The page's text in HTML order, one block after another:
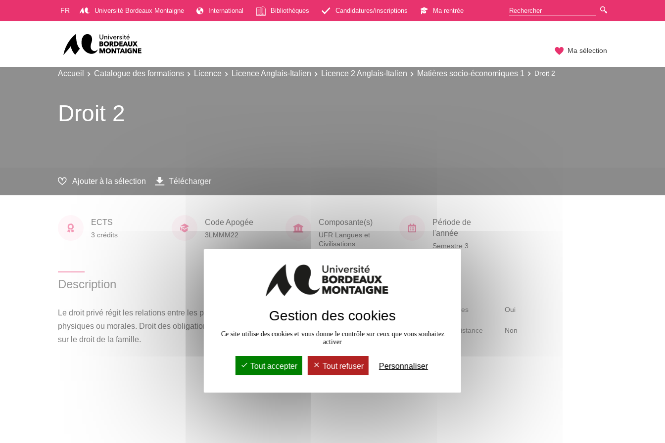
FR Université Bordeaux Montaigne International Bibliothèques Candidatures/inscriptions Ma rentrée
Ma sélection
Accueil Catalogue des formations Licence Licence Anglais-Italien Licence 2 Anglais-Italien Matières socio-économiques 1 Droit 2
Droit 2
Ajouter à la sélection Télécharger
ECTS
3 crédits
Code Apogée
3LMMM22
Composante(s)
UFR Langues et
Civilisations
Période de
l'année
Semestre 3
Description
Le droit privé régit les relations entre les personnes privées, qu’elles soient
physiques ou morales. Droit des obligations (acte juridique / contrat). Éléments
sur le droit de la famille.
Mobilité d'études Oui
Accessible à distance Non
Gestion des cookies
Ce site utilise des cookies et vous donne le contrôle sur ceux que vous souhaitez
activer
Tout accepter Tout refuser Personnaliser